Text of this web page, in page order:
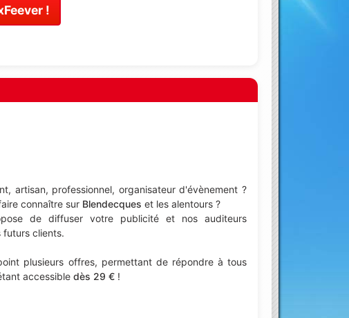
!
artisan, professionnel, organisateur d'évènement ?
connaître sur Blendecques et les alentours ?
de diffuser votre publicité et nos auditeurs
futurs clients.
plusieurs offres, permettant de répondre à tous
accessibledès 29 € !